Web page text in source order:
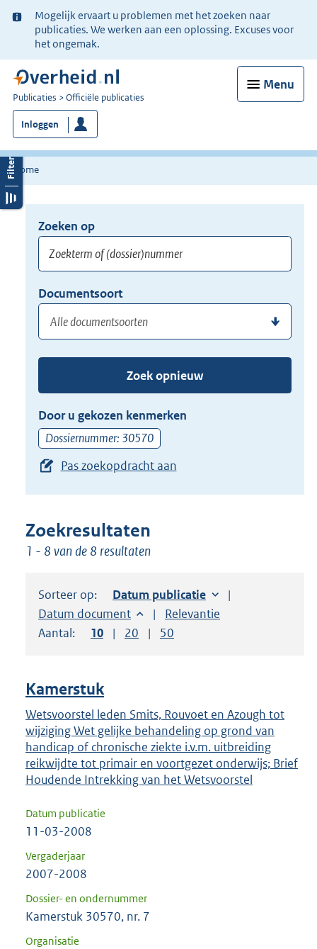
Ter
informatie:
Mogelijk ervaart u problemen met het zoeken naar
publicaties. We werken aan een oplossing. Excuses voor
het ongemak.
Menu
U
bent
nu
hier:
Publicaties Officiële publicaties
Inloggen
Home
Opnieuw
zoeken:
Zoeken op
of
(dossier)nummer
hier
uw
zoekterm
of
(dossier)nummer
in
Documentsoort
of
de
pijl
beneden
toets
suggesties.
Druk
om
uw
keuze
te
bevestigen.
Zoek opnieuw
Door u gekozen kenmerken
Dossiernummer: 30570
Pas zoekopdracht aan
Zoekresultaten
1 - 8 van de 8 resultaten
Sorteer op: Sorteer op:
Datum publicatie
Sorteer op:
Datum document Sorteer op:
Relevantie
Aantal:
Toon
10 resultaten per pagina
Toon
20 resultaten per pagina
Toon
50
Kamerstuk
Wetsvoorstel leden Smits, Rouvoet en Azough tot
wijziging Wet gelijke behandeling op grond van
handicap of chronische ziekte i.v.m. uitbreiding
reikwijdte tot primair en voortgezet onderwijs; Brief
Houdende Intrekking van het Wetsvoorstel
Datum publicatie
11-03-2008
Vergaderjaar
2007-2008
Dossier- en ondernummer
Kamerstuk 30570, nr. 7
Organisatie